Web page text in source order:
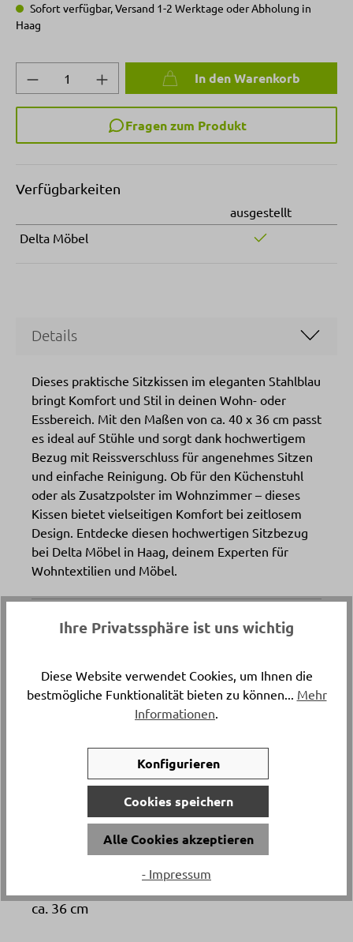
Sofort verfügbar, Versand 1-2 Werktage oder Abholung in
Haag
Produkt Anzahl: Gib den gewünschten
In den Warenkorb
Fragen zum Produkt
Verfügbarkeiten
ausgestellt
Delta Möbel
Details
Dieses praktische Sitzkissen im eleganten Stahlblau
bringt Komfort und Stil in deinen Wohn- oder
Essbereich. Mit den Maßen von ca. 40 x 36 cm passt
es ideal auf Stühle und sorgt dank hochwertigem
Bezug mit Reissverschluss für angenehmes Sitzen
und einfache Reinigung. Ob für den Küchenstuhl
oder als Zusatzpolster im Wohnzimmer – dieses
Kissen bietet vielseitigen Komfort bei zeitlosem
Design. Entdecke diesen hochwertigen Sitzbezug
bei Delta Möbel in Haag, deinem Experten für
Wohntextilien und Möbel.
Katalogpreis
Artikelnummer
ca. 40 cm
Versand & Lieferung
ca. 36 cm
Ihre Privatssphäre ist uns wichtig
Diese Website verwendet Cookies, um Ihnen die
bestmögliche Funktionalität bieten zu können... Mehr
Informationen
Konfigurieren
Cookies speichern
Alle Cookies akzeptieren
- Impressum